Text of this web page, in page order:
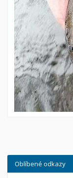
Oblíbené odkazy